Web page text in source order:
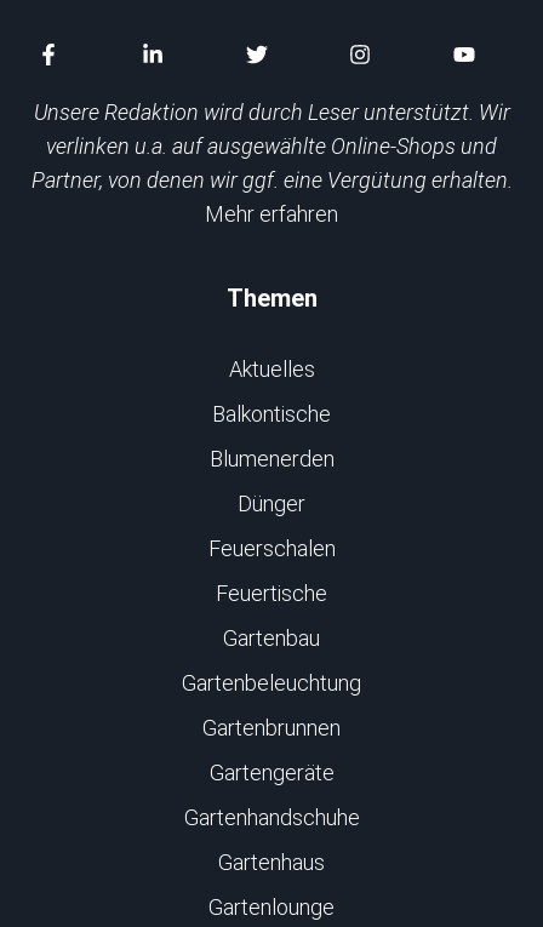
Unsere Redaktion wird durch Leser unterstützt. Wir
verlinken u.a. auf ausgewählte Online-Shops und
Partner, von denen wir ggf. eine Vergütung erhalten.
Mehr erfahren
Themen
Aktuelles
Balkontische
Blumenerden
Dünger
Feuerschalen
Feuertische
Gartenbau
Gartenbeleuchtung
Gartenbrunnen
Gartengeräte
Gartenhandschuhe
Gartenhaus
Gartenlounge